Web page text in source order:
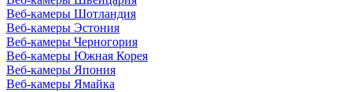
Веб-камеры Шотландия
Веб-камеры Эстония
Веб-камеры Черногория
Веб-камеры Южная Корея
Веб-камеры Япония
Веб-камеры Ямайка